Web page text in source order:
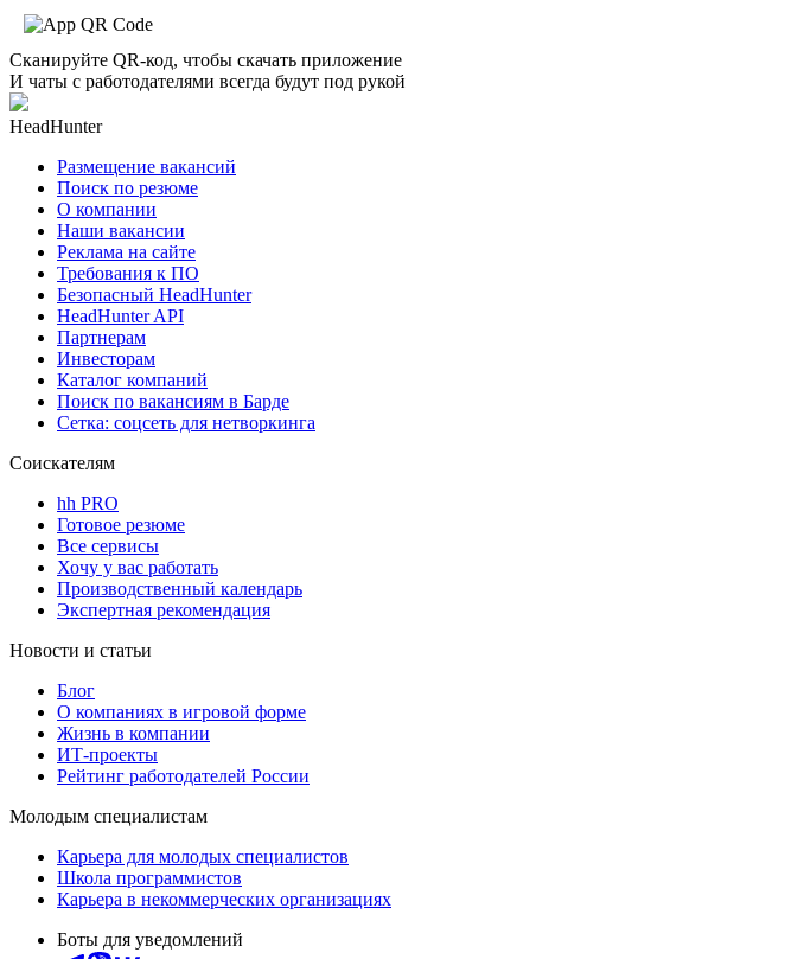
Сканируйте QR-код, чтобы скачать приложение
И чаты с работодателями всегда будут под рукой
HeadHunter
Размещение вакансий
Поиск по резюме
О компании
Наши вакансии
Реклама на сайте
Требования к ПО
Безопасный HeadHunter
HeadHunter API
Партнерам
Инвесторам
Каталог компаний
Поиск по вакансиям в Барде
Сетка: соцсеть для нетворкинга
Соискателям
hh PRO
Готовое резюме
Все сервисы
Хочу у вас работать
Производственный календарь
Экспертная рекомендация
Новости и статьи
Блог
О компаниях в игровой форме
Жизнь в компании
ИТ-проекты
Рейтинг работодателей России
Молодым специалистам
Карьера для молодых специалистов
Школа программистов
Карьера в некоммерческих организациях
Боты для уведомлений